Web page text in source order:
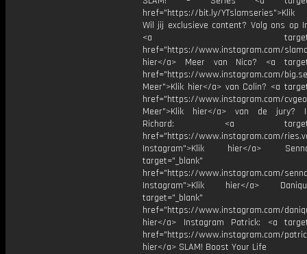
href="https://bit.ly/
Wil jij exclusieve content? Volg ons op
<a
href="https://www.instagram.com/
hier</a> Meer van Nico? <a
href="https://www.instagram.com/
Meer">Klik hier</a> van Colin? <a
href="https://www.instagram.com/
Meer">Klik hier</a> van de jury?
Richard: <a
href="https://www.instagram.com/
Instagram">Klik hier</a>
target="_blank"
href="https://www.instagram.com/
Instagram">Klik hier</a>
target="_blank"
href="https://www.instagram.com/
hier</a> Instagram Patrick: <a
href="https://www.instagram.com/
hier</a> SLAM! Boost Your Life